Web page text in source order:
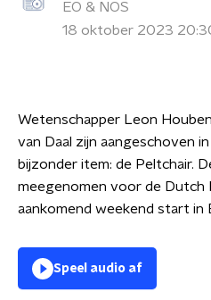
EO & NOS
18 oktober 2023
Wetenschapper Leon
van Daal zijn aangeschoven
bijzonder item: de Peltchair.
meegenomen voor de Dutch
aankomend weekend start in
Speel audio af